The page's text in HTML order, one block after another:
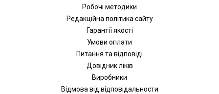
Робочі методики
Редакційна політика сайту
Гарантії якості
Умови оплати
Питання та відповіді
Довідник ліків
Виробники
Відмова від відповідальности